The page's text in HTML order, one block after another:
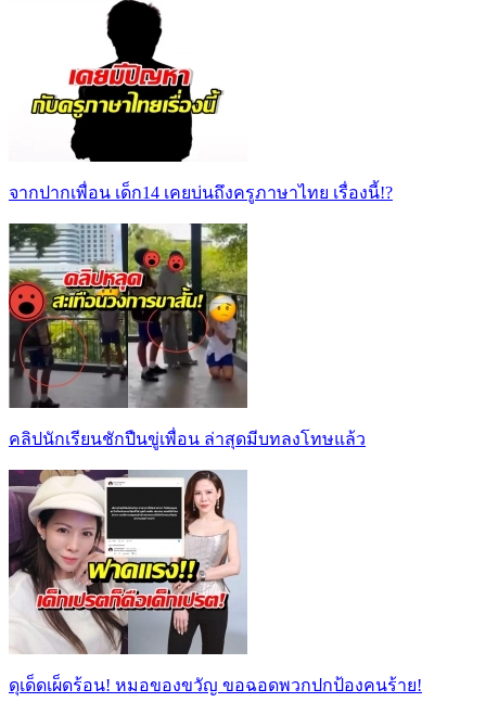
จากปากเพื่อน เด็ก14 เคยบ่นถึงครูภาษาไทย เรื่องนี้!?
คลิปนักเรียนชักปืนขู่เพื่อน ล่าสุดมีบทลงโทษแล้ว
ดุเด็ดเผ็ดร้อน! หมอของขวัญ ขอฉอดพวกปกป้องคนร้าย!